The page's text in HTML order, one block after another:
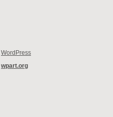
WordPress
wpart.org